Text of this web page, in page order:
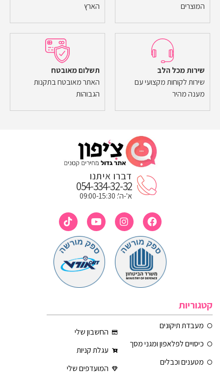
המוצרים
הארץ
שירות מכל הלב
שירות לקוחות מקצועי עם
מענה מהיר
תשלום מאובטח
האתר מאובטח בתקנות
הגבוהות
דברו איתנו
054-334-32-32
א'-ה': 09:00-15:30
קטגוריות
מעבדת תיקונים
כיסויים לפלאפון ומגני מסך
מטענים וכבלים
החשבון שלי
עגלת קניות
המועדפים שלי